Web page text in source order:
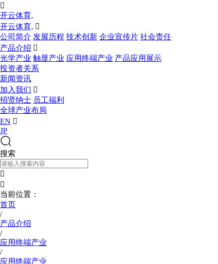

开云体育,
开云体育, 
公司简介 发展历程 技术创新 企业宣传片 社会责任
产品介绍 
光学产业 触显产业 应用终端产业 产品应用展示
投资者关系
新闻资讯
加入我们 
招贤纳士 员工福利
全球产业布局
EN 
JP
搜索


当前位置：
首页
/
产品介绍
/
应用终端产业
/
应用终端产业